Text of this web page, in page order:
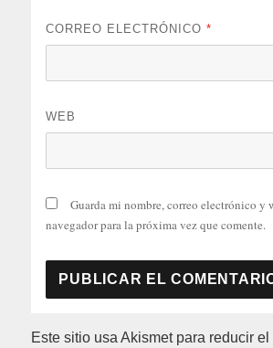
CORREO ELECTRÓNICO*
WEB
Guarda mi nombre, correo electrónico y
navegador para la próxima vez que comente.
Este sitio usa Akismet para reducir